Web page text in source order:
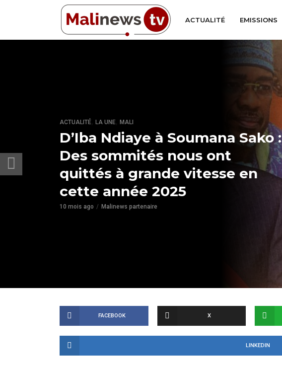
ACTUALITÉ EMISSIONS
ACTUALITÉ LA UNE MALI
D’Iba Ndiaye à Soumana Sako :
Des sommités nous ont
quittés à grande vitesse en
cette année 2025
10 mois ago Malinews partenaire
FACEBOOK X
LINKEDIN